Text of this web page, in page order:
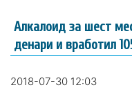
Алкалоид за шест
денари и вработил
2018-07-30 12:03